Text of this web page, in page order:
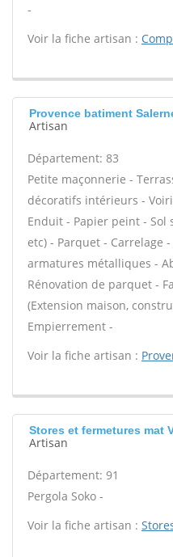
-
Voir la fiche artisan :
Provence batiment
Artisan
Département: 83
Petite maçonnerie -
décoratifs intérieurs -
Enduit - Papier peint - Sol
etc) - Parquet - Carrelage
armatures métalliques -
Rénovation de parquet -
(Extension maison,
Empierrement -
Voir la fiche artisan :
Stores et fermetures mat
Artisan
Département: 91
Pergola Soko -
Voir la fiche artisan :